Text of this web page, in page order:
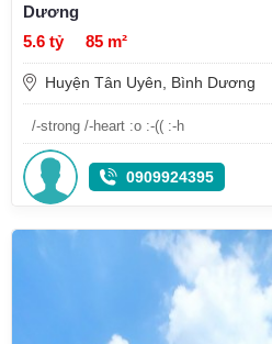
Dương
5.6 tỷ
85 m²
Huyện Tân Uyên, Bình Dương
/-strong /-heart :o :-(( :-h
0909924395